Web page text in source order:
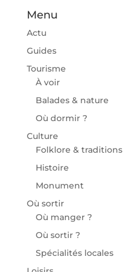
Menu
Actu
Guides
Tourisme
À voir
Balades & nature
Où dormir ?
Culture
Folklore & traditions
Histoire
Monument
Où sortir
Où manger ?
Où sortir ?
Spécialités locales